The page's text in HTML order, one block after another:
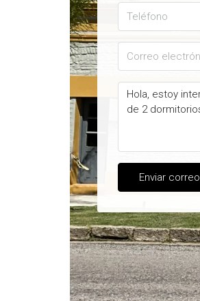
Enviar correo